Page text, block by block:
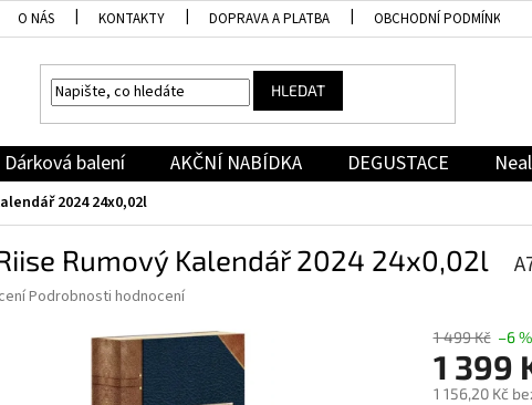
O NÁS KONTAKTY DOPRAVA A PLATBA OBCHODNÍ PODMÍNKY
HLEDAT
Dárková balení AKČNÍ NABÍDKA DEGUSTACE
2024 24x0,02l
Rumový Kalendář 2024 24x0,02l
Podrobnosti hodnocení
1 499 Kč –6 %
1 399
1 156,20 Kč